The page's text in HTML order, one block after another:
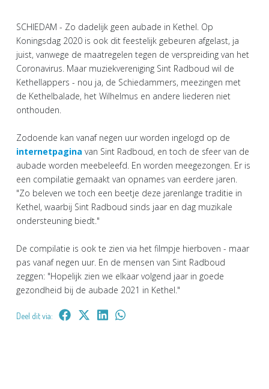
SCHIEDAM - Zo dadelijk geen aubade in Kethel. Op
Koningsdag 2020 is ook dit feestelijk gebeuren afgelast, ja
juist, vanwege de maatregelen tegen de verspreiding van het
Coronavirus. Maar muziekvereniging Sint Radboud wil de
Kethellappers - nou ja, de Schiedammers, meezingen met
de Kethelbalade, het Wilhelmus en andere liederen niet
onthouden.
Zodoende kan vanaf negen uur worden ingelogd op de
internetpagina van Sint Radboud, en toch de sfeer van de
aubade worden meebeleefd. En worden meegezongen. Er is
een compilatie gemaakt van opnames van eerdere jaren.
"Zo beleven we toch een beetje deze jarenlange traditie in
Kethel, waarbij Sint Radboud sinds jaar en dag muzikale
ondersteuning biedt."
De compilatie is ook te zien via het filmpje hierboven - maar
pas vanaf negen uur. En de mensen van Sint Radboud
zeggen: "Hopelijk zien we elkaar volgend jaar in goede
gezondheid bij de aubade 2021 in Kethel."
Deel dit via: